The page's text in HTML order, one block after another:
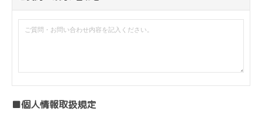
■個人情報取扱規定